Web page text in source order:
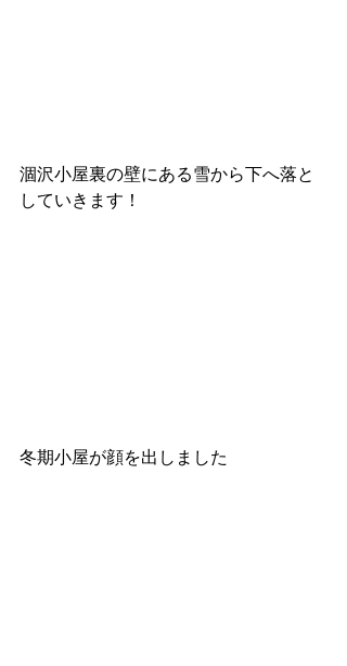
涸沢小屋裏の壁にある雪から下へ落と
していきます！
冬期小屋が顔を出しました